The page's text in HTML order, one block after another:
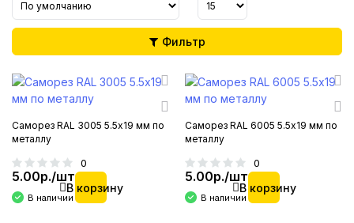
Фильтр
Саморез RAL 3005 5.5х19 мм по
металлу
0
5.00р./шт
В наличии
В корзину
Саморез RAL 6005 5.5х19 мм по
металлу
0
5.00р./шт
В наличии
В корзину